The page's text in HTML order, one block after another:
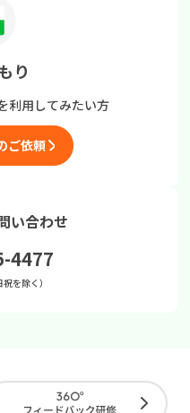
り
利用してみたい方
ご依頼
い合わせ
4477
を除く）